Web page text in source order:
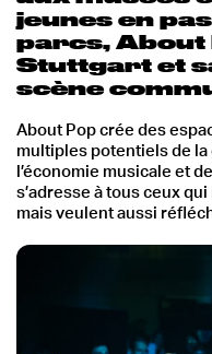
jeunes en
parcs,
Stuttgart et
scène
About Pop crée des
multiples potentiels de la
l’économie musicale et
s’adresse à tous ceux
mais veulent aussi